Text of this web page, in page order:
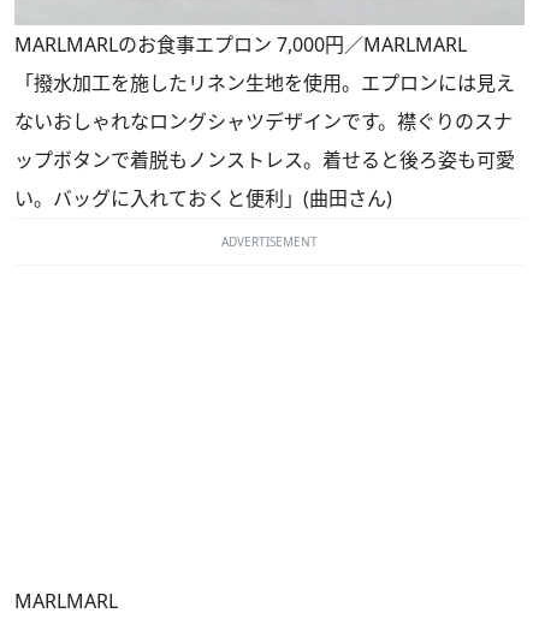
MARLMARLのお食事エプロン 7,000円／MARLMARL
「撥水加工を施したリネン生地を使用。エプロンには見え
ないおしゃれなロングシャツデザインです。襟ぐりのスナ
ップボタンで着脱もノンストレス。着せると後ろ姿も可愛
い。バッグに入れておくと便利」(曲田さん)
ADVERTISEMENT
MARLMARL